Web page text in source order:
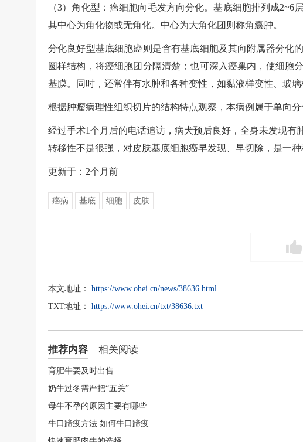
（3）角化型：癌细胞向毛发方向分化。基底细胞排列成
其中心为角化物或无角化。中心为大角化团则称角囊肿。
分化良好型基底细胞癌则是含有基底细胞及其向附属器分化
圆样结构，将癌细胞团分隔清楚；也可深入癌巢内，使细胞
基膜。同时，还常伴有水肿和各种变性，如黏液样变性、玻
根据肿瘤病理性组织切片的结构特点观察，本病例属于单向
经过手术1个月后的电话追访，病犬预后良好，全身未发现
转移性不是很强，对皮肤基底细胞癌早发现、早切除，是一种
更新于：2个月前
癌病 基底 细胞 皮肤
本文地址：
https://www.ohei.cn/news/38636.html
TXT地址：
https://www.ohei.cn/txt/38636.txt
推荐内容 相关阅读
育肥牛要及时出售
奶牛过冬需严把“五关”
母牛不孕的原因主要有哪些
牛口蹄疫方法 如何牛口蹄疫